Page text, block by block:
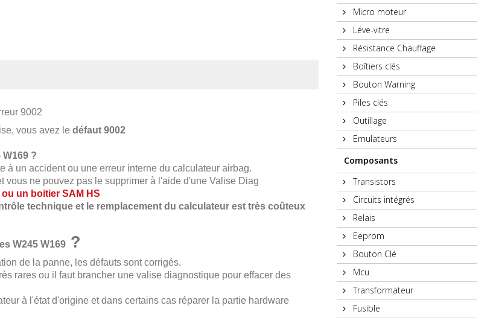
9002
vous avez le défaut 9002
W169 ?
à un accident ou une erreur interne du calculateur airbag.
vous ne pouvez pas le supprimer à l'aide d'une Valise Diag
un boitier SAM HS
technique et le remplacement du calculateur est très coûteux
W245 W169 ?
de la panne, les défauts sont corrigés.
rares ou il faut brancher une valise diagnostique pour effacer des
à l'état d'origine et dans certains cas réparer la partie hardware
Micro moteur
Léve-vitre
Résistance Chauffage
Boîtiers clés
Bouton Warning
Piles clés
Outillage
Emulateurs
Composants
Transistors
Circuits intégrés
Relais
Eeprom
Bouton Clé
Mcu
Transformateur
Fusible